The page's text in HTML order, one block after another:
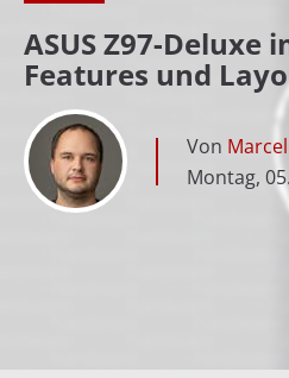
ASUS Z97-Deluxe
Features und
Von
Montag,